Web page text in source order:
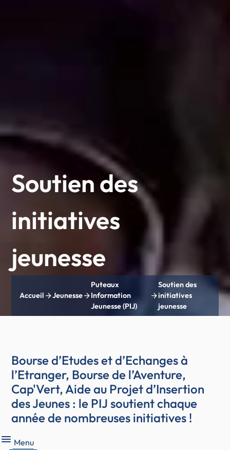
Accueil arrow_forwardJeunessearrow_forward
Puteaux
Information
Jeunesse (PIJ)
arrow_forward
Soutien des
initiatives
jeunesse
Soutien des
initiatives
jeunesse
Bourse d’Etudes et d’Echanges à
l’Etranger, Bourse de l’Aventure,
Cap'Vert, Aide au Projet d’Insertion
des Jeunes : le PIJ soutient chaque
année de nombreuses initiatives !
Menu Menu